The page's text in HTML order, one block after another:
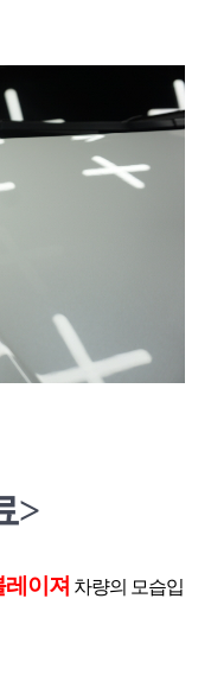
>
이져 차량의 모습입